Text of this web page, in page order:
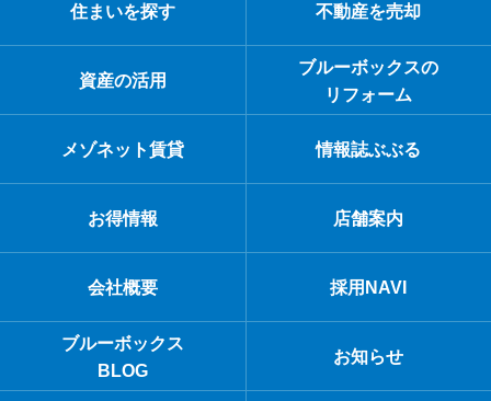
住まいを探す 不動産を売却
資産の活用
ブルーボックスの
リフォーム
メゾネット賃貸 情報誌ぶぶる
お得情報 店舗案内
会社概要 採用NAVI
ブルーボックス
BLOG
お知らせ